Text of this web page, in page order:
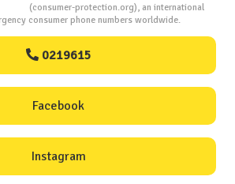
(consumer-protection.org), an international
consumer phone numbers worldwide.
0219615
Facebook
Instagram